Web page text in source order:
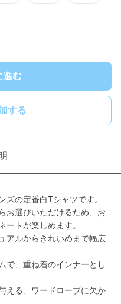
進む
する
ズの定番白Tシャツです。
お選びいただけるため、お
ートが楽しめます。
アルからきれいめまで幅広
で、重ね着のインナーとし
える、ワードローブに欠か